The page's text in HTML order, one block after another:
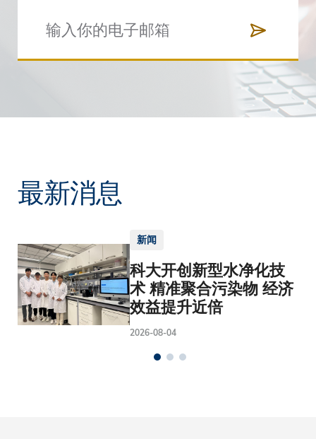
最新消息
新闻
科大开创新型水净化技
术 精准聚合污染物 经济
效益提升近倍
2026-08-04